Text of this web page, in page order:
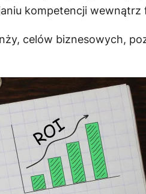
kompetencji wewnątrz
celów biznesowych,